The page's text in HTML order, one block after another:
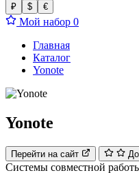
₽ $ €
Мой набор 0
Главная
Каталог
Yonote
Yonote
Перейти на сайт
Системы совместной